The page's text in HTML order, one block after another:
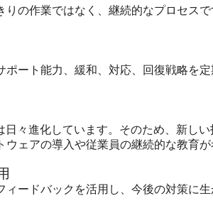
りの作業ではなく、継続的なプロセス
ポート能力、緩和、対応、回復戦略を
日々進化しています。そのため、新し
ウェアの導入や従業員の継続的な教育が
ィードバックを活用し、今後の対策に生